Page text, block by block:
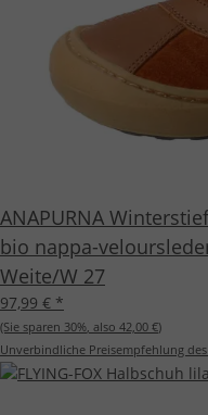
ANAPURNA
bio nappa-
Weite/W 27
97,99 € *
(Sie sparen 30%, also 42,00 €)
Unverbindliche Preisempfehlung